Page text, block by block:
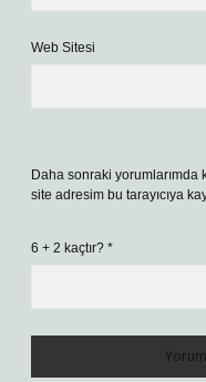
Web Sitesi
Daha sonraki yorumlarımda
site adresim bu tarayıcıya
6 + 2 kaçtır? *